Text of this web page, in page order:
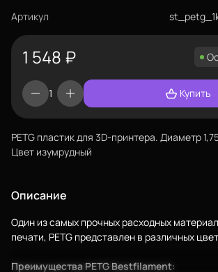
Артикул
1 548 ₽
Купить
PETG пластик для 3D-принтера. Диаметр
Цвет изумрудный
Описание
Один из самых прочных расходных
печати, PETG представлен в различных
Преимущества PETG Bestfilament:
Войти
О нас